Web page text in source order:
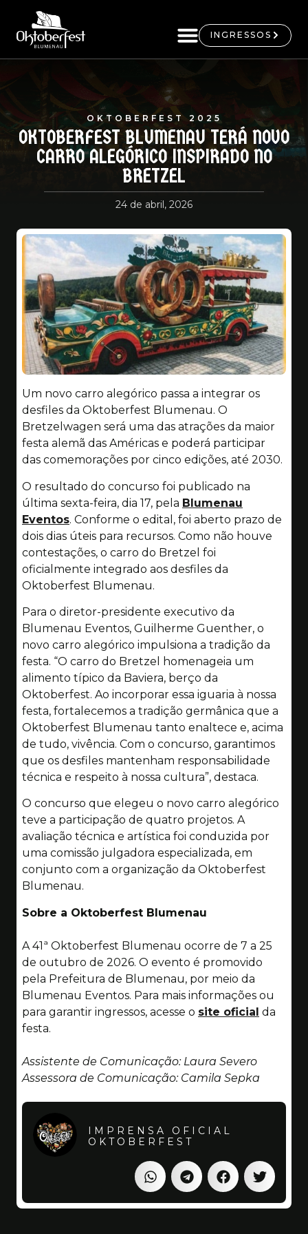
INGRESSOS
OKTOBERFEST 2025
OKTOBERFEST BLUMENAU TERÁ NOVO
CARRO ALEGÓRICO INSPIRADO NO
BRETZEL
24 de abril, 2026
Um novo carro alegórico passa a integrar os
desfiles da Oktoberfest Blumenau. O
Bretzelwagen será uma das atrações da maior
festa alemã das Américas e poderá participar
das comemorações por cinco edições, até 2030.
O resultado do concurso foi publicado na
última sexta-feira, dia 17, pela Blumenau
Eventos. Conforme o edital, foi aberto prazo de
dois dias úteis para recursos. Como não houve
contestações, o carro do Bretzel foi
oficialmente integrado aos desfiles da
Oktoberfest Blumenau.
Para o diretor-presidente executivo da
Blumenau Eventos, Guilherme Guenther, o
novo carro alegórico impulsiona a tradição da
festa. “O carro do Bretzel homenageia um
alimento típico da Baviera, berço da
Oktoberfest. Ao incorporar essa iguaria à nossa
festa, fortalecemos a tradição germânica que a
Oktoberfest Blumenau tanto enaltece e, acima
de tudo, vivência. Com o concurso, garantimos
que os desfiles mantenham responsabilidade
técnica e respeito à nossa cultura”, destaca.
O concurso que elegeu o novo carro alegórico
teve a participação de quatro projetos. A
avaliação técnica e artística foi conduzida por
uma comissão julgadora especializada, em
conjunto com a organização da Oktoberfest
Blumenau.
Sobre a Oktoberfest Blumenau
A 41ª Oktoberfest Blumenau ocorre de 7 a 25
de outubro de 2026. O evento é promovido
pela Prefeitura de Blumenau, por meio da
Blumenau Eventos. Para mais informações ou
para garantir ingressos, acesse o site oficial da
festa.
Assistente de Comunicação: Laura Severo
Assessora de Comunicação: Camila Sepka
IMPRENSA OFICIAL
OKTOBERFEST